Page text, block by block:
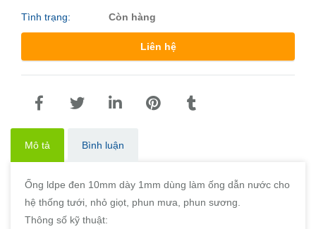
Tình trạng: Còn hàng
Liên hệ
Mô tả Bình luận
Ống ldpe đen 10mm dày 1mm dùng làm ống dẫn nước cho
hệ thống tưới, nhỏ giọt, phun mưa, phun sương.
Thông số kỹ thuật: